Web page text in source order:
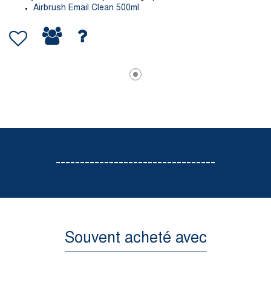
Airbrush Email Clean 500ml
---------------------------------
Souvent acheté avec